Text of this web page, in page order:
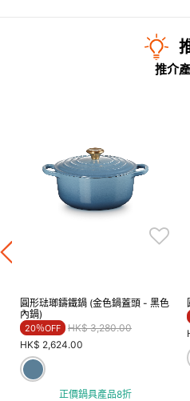
推介
圓形琺瑯鑄鐵鍋 (金色鍋蓋頭 - 黑色
內鍋)
20％OFF Price reduced from
HK$ 3,280.00to
HK$ 2,624.00
正價鍋具產品8折